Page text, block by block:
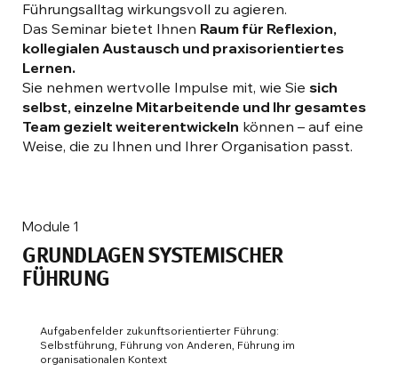
Führungsalltag wirkungsvoll zu agieren.
Das Seminar bietet Ihnen Raum für Reflexion,
kollegialen Austausch und praxisorientiertes
Lernen.
Sie nehmen wertvolle Impulse mit, wie Siesich
selbst, einzelne Mitarbeitende und Ihr gesamtes
Team gezielt weiterentwickeln können – auf eine
Weise, die zu Ihnen und Ihrer Organisation passt.
Module 1
GRUNDLAGEN SYSTEMISCHER
FÜHRUNG
Aufgabenfelder zukunftsorientierter Führung:
Selbstführung, Führung von Anderen, Führung im
organisationalen Kontext